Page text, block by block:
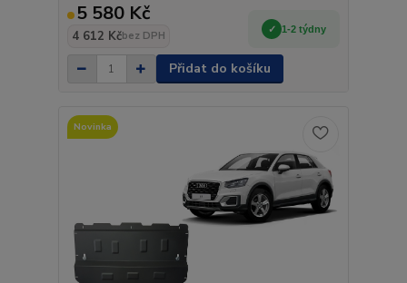
5 580 Kč
4 612 Kčbez DPH
1-2 týdny
Přidat do košíku
Novinka